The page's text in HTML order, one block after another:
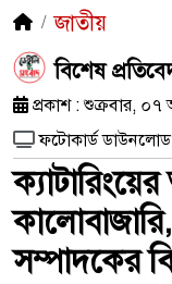
জাতীয়
​বিশেষ
প্রকাশ : শুক্রবার,
ফটোকার্ড ডাউনলোড
সম্পাদকের